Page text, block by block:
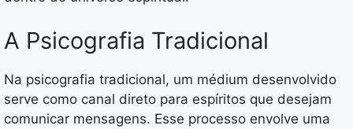
A Psicografia Tradicional
Na psicografia tradicional, um médium desenvolvido
serve como canal direto para espíritos que desejam
comunicar mensagens. Esse processo envolve uma